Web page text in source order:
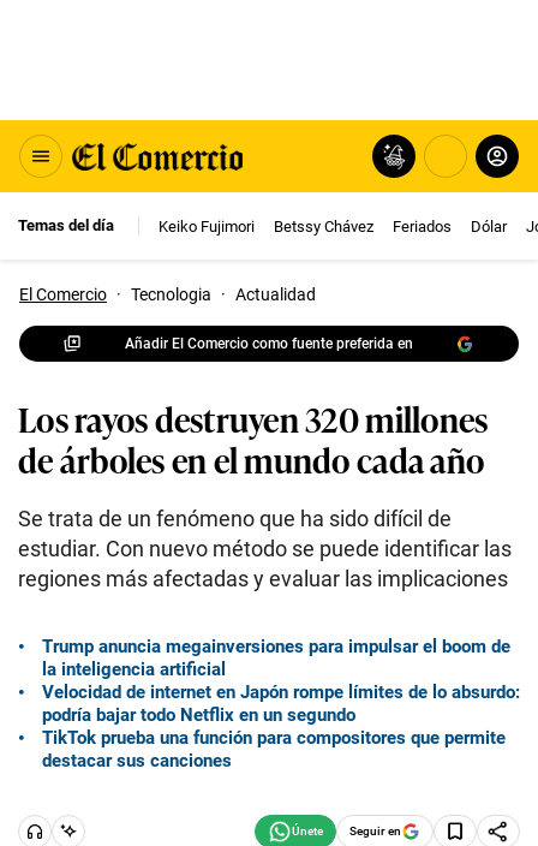
Temas del día Keiko Fujimori Betssy Chávez Feriados Dólar
El Comercio · Tecnologia · Actualidad
Añadir El Comercio como fuente preferida en
Los rayos destruyen 320 millones
de árboles en el mundo cada año
Se trata de un fenómeno que ha sido difícil de
estudiar. Con nuevo método se puede identificar las
regiones más afectadas y evaluar las implicaciones
Trump anuncia megainversiones para impulsar el boom de
la inteligencia artificial
Velocidad de internet en Japón rompe límites de lo absurdo:
podría bajar todo Netflix en un segundo
TikTok prueba una función para compositores que permite
destacar sus canciones
Seguir en